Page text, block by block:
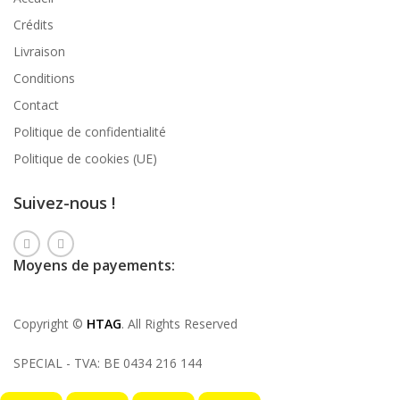
Crédits
Livraison
Conditions
Contact
Politique de confidentialité
Politique de cookies (UE)
Suivez-nous !
Moyens de payements:
Copyright © HTAG. All Rights Reserved
SPECIAL - TVA: BE 0434 216 144